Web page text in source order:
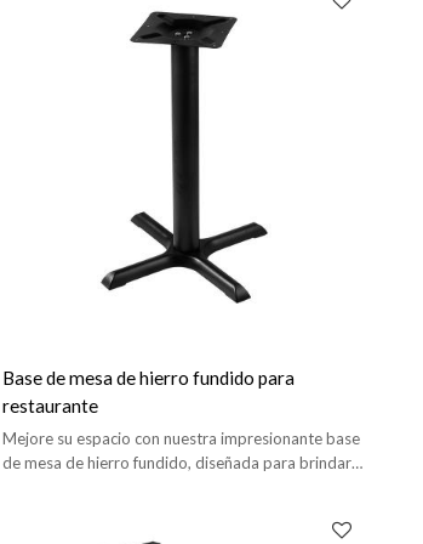
Base de mesa de hierro fundido para
restaurante
Mejore su espacio con nuestra impresionante base
de mesa de hierro fundido, diseñada para brindar